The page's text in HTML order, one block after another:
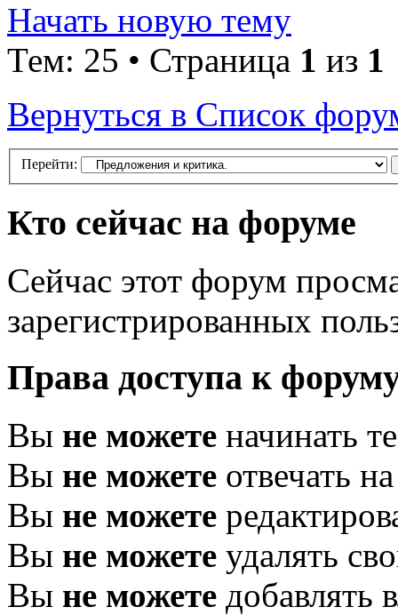
Начать новую тему
Тем: 25 • Страница 1 из 1
Вернуться в Список
Перейти:
Кто сейчас на форуме
Сейчас этот форум
зарегистрированных
Права доступа к
Вы не можете начинать
Вы не можете отвечать
Вы не можете
Вы не можете удалять
Вы не можете добавлять